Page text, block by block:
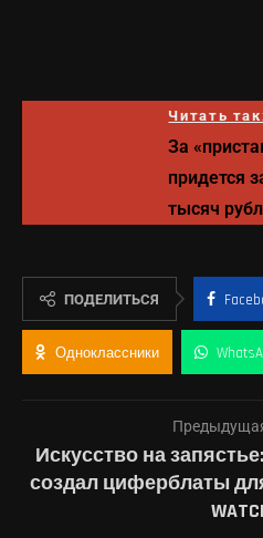
Читать
За
придется
тысяч
ПОДЕЛИТЬСЯ
Одноклассники
Искусство на
создал циферблаты для